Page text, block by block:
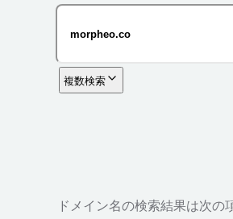
複数検索
ドメイン名の検索結果は次